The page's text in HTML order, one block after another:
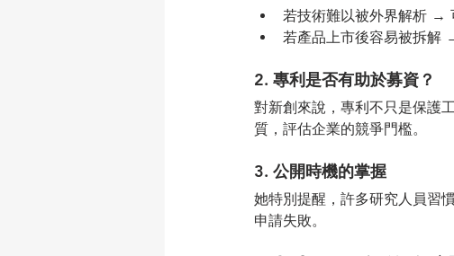
若技術難以被外界解析 →
若產品上市後容易被拆解
2. 專利是否有助於募資？
對新創來說，專利不只是保護
質，評估企業的競爭門檻。
3. 公開時機的掌握
她特別提醒，許多研究人員習
申請失敗。